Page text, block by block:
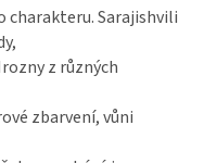
charakteru. Sarajishvili
z různých
zbarvení, vůni